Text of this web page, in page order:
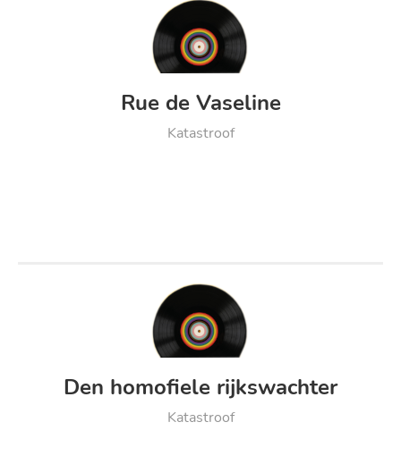
Rue de Vaseline
Katastroof
Den homofiele rijkswachter
Katastroof